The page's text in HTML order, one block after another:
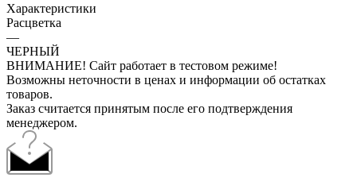
Характеристики
Расцветка
—
ЧЕРНЫЙ
ВНИМАНИЕ! Сайт работает в тестовом режиме!
Возможны неточности в ценах и информации об остатках
товаров.
Заказ считается принятым после его подтверждения
менеджером.